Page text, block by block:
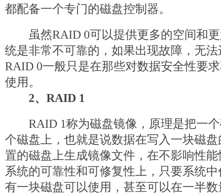
都配备一个专门的磁盘控制器。
虽然RAID 0可以提供更多的空间和更
统是非常不可靠的，如果出现故障，无
RAID 0一般只是在那些对数据安全性要
使用。
2、RAID 1
RAID 1称为磁盘镜像，原理是把一个
个磁盘上，也就是说数据在写入一块磁
置的磁盘上生成镜像文件，在不影响性
系统的可靠性和可修复性上，只要系统
有一块磁盘可以使用，甚至可以在一半